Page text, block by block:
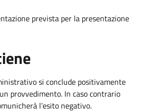
prevista per la presentazione
si conclude positivamente
provvedimento. In caso contrario
l’esito negativo.